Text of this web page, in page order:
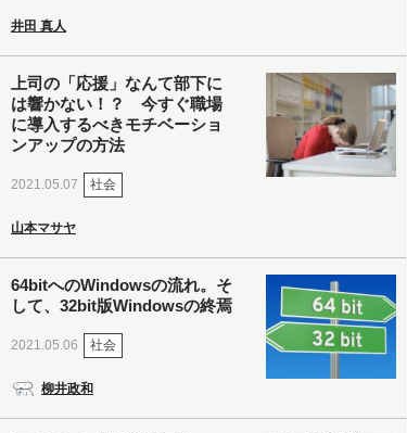
井田 真人
上司の「応援」なんて部下に
は響かない！？ 今すぐ職場
に導入するべきモチベーショ
ンアップの方法
2021.05.07 社会
山本マサヤ
64bitへのWindowsの流れ。そ
して、32bit版Windowsの終焉
2021.05.06 社会
柳井政和